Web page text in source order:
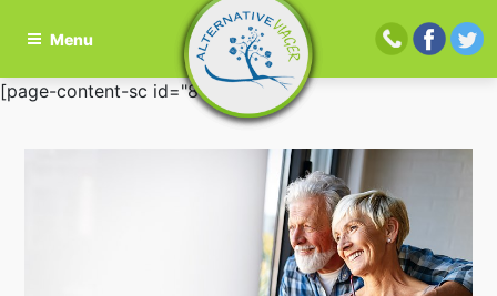
Aller
Menu
[page-content-sc id="81"]